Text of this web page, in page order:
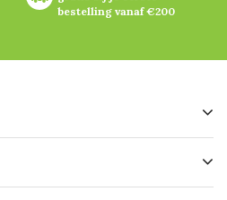
bestelling vanaf €200